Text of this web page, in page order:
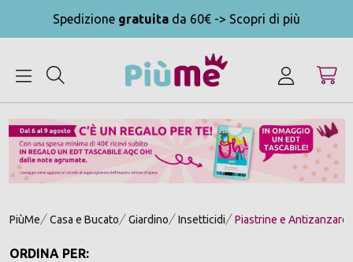
Spedizione gratuita da 60€ -> Scopri di più
PiùMe Casa e Bucato Giardino Insetticidi Piastrine e Antizanzare
ORDINA PER: